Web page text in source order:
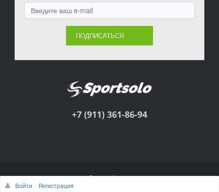
ПОДПИСАТЬСЯ
+7 (911) 361-86-94
© Sportsolo, 2011
Войти Регистрация